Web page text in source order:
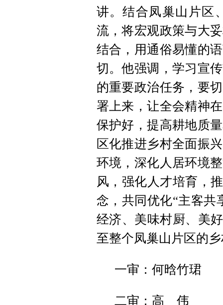
讲。结合凤巢山片区
流，将宏观政策与大
结合，用通俗易懂的
切。他强调，学习宣
的重要政治任务，要
署上来，让全会精神
保护好，提高耕地质
区化推进乡村全面振
环境，深化人居环境
风，强化人才培育，
念，共同优化“主客共
经济、美味村厨、美
至整个凤巢山片区的
一审：何晗竹珺
二审：高 伟